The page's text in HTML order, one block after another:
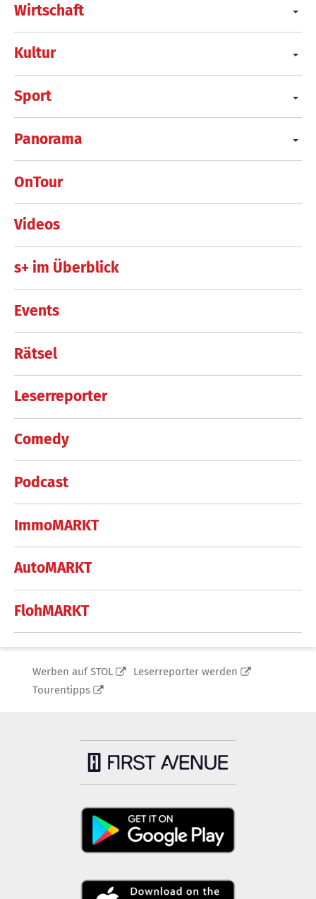
Wirtschaft
Kultur
Sport
Panorama
OnTour
Videos
s+ im Überblick
Events
Rätsel
Leserreporter
Comedy
Podcast
ImmoMARKT
AutoMARKT
FlohMARKT
Werben auf STOL
Leserreporter werden
Tourentipps